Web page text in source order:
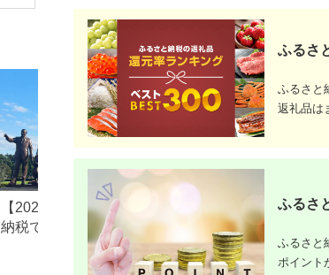
七夕まつり スマホ に
ポイント付与 湘南 神
奈川県 平塚市
【2026年最新版】ふるさと
納税でディズニー返礼品は
もらえる？ホテル・チケッ
ト・公式グッズを徹底解説
ふるさと納税、年
で30万円寄付でき
すめ返礼品も紹介
ふるさ
ふるさと
返礼品は
ふるさ
ふるさと
ポイント